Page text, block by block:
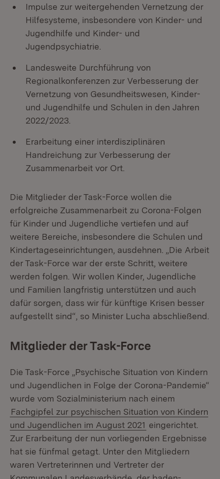
Impulse zur weitergehenden Vernetzung der
Hilfesysteme, insbesondere von Kinder- und
Jugendhilfe und Kinder- und
Jugendpsychiatrie.
Landesweite Durchführung von
Regionalkonferenzen zur Verbesserung der
Vernetzung von Gesundheitswesen, Kinder-
und Jugendhilfe und Schulen in den Jahren
2022/2023.
Erarbeitung einer interdisziplinären
Handreichung zur Verbesserung der
Zusammenarbeit vor Ort.
Die Mitglieder der Task-Force wollen die
erfolgreiche Zusammenarbeit zu Corona-Folgen
für Kinder und Jugendliche vertiefen und auf
weitere Bereiche, insbesondere die Schulen und
Kindertageseinrichtungen, ausdehnen. „Die Arbeit
der Task-Force war der erste Schritt, weitere
werden folgen. Wir wollen Kinder, Jugendliche
und Familien langfristig unterstützen und auch
dafür sorgen, dass wir für künftige Krisen besser
aufgestellt sind“, so Minister Lucha abschließend.
Mitglieder der Task-Force
Die Task-Force „Psychische Situation von Kindern
und Jugendlichen in Folge der Corona-Pandemie“
wurde vom Sozialministerium nach einem
Fachgipfel zur psychischen Situation von Kindern
und Jugendlichen im August 2021 eingerichtet.
Zur Erarbeitung der nun vorliegenden Ergebnisse
hat sie fünfmal getagt. Unter den Mitgliedern
waren Vertreterinnen und Vertreter der